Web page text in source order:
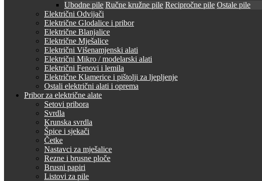
Ubodne pile Ručne kružne pile Recipročne pile Ostale pile
Električni Odvijači
Električne Glodalice i pribor
Električne Blanjalice
Električne Mješalice
Električni Višenamjenski alati
Električni Mikro / modelarski alati
Električni Fenovi i lemila
Električne Klamerice i pištolji za ljepljenje
Ostali električni alati i oprema
Pribor za električne alate
Setovi pribora
Svrdla
Krunska svrdla
Špice i sjekači
Četke
Nastavci za mješalice
Rezne i brusne ploče
Brusni papiri
Listovi za pile